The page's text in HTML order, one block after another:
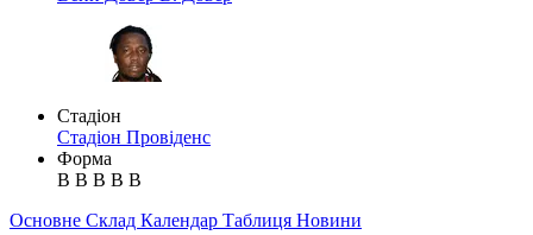
Стадіон
Стадіон Провіденс
Форма
В В В В В
Основне Склад Календар Таблиця Новини